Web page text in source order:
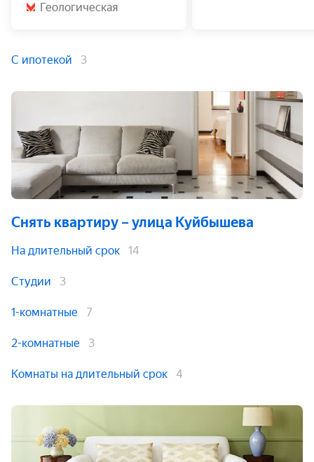
Геологическая
С ипотекой 3
Снять квартиру – улица Куйбышева
На длительный срок 14
Студии 3
1-комнатные 7
2-комнатные 3
Комнаты на длительный срок 4